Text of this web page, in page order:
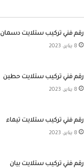
رقم فني تركيب ستلايت دسمان
8 يناير، 2023
رقم فني تركيب ستلايت حطين
8 يناير، 2023
رقم فني تركيب ستلايت تيماء
8 يناير، 2023
رقم فني تركيب ستلايت بيان